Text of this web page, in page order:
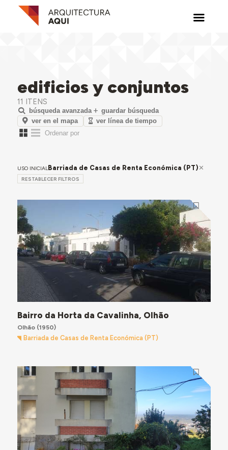
edificios y conjuntos
11 ITENS
búsqueda avanzada
guardar búsqueda
ver en el mapa
ver línea de tiempo
USO INICIALBarriada de Casas de Renta Económica (PT)
RESTABLECER FILTROS
Bairro da Horta da Cavalinha, Olhão
Olhão(1950)
Barriada de Casas de Renta Económica (PT)